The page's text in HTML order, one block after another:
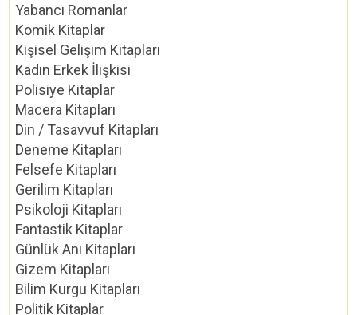
Yabancı Romanlar
Komik Kitaplar
Kişisel Gelişim Kitapları
Kadın Erkek İlişkisi
Polisiye Kitaplar
Macera Kitapları
Din / Tasavvuf Kitapları
Deneme Kitapları
Felsefe Kitapları
Gerilim Kitapları
Psikoloji Kitapları
Fantastik Kitaplar
Günlük Anı Kitapları
Gizem Kitapları
Bilim Kurgu Kitapları
Politik Kitaplar